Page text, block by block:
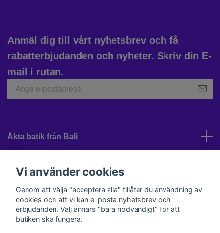
Anmäl dig till vårt nyhetsbrev och få
rabatterbjudanden och nyheter. Skriv din E-
mail i rutan.
Äkta batik från Bali
Sociala medier
Vi använder cookies
Genom att välja "acceptera alla" tillåter du användning av
cookies och att vi kan e-posta nyhetsbrev och
erbjudanden. Välj annars "bara nödvändigt" för att
butiken ska fungera.